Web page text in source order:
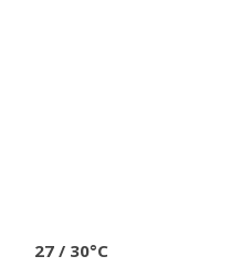
27 / 30°C